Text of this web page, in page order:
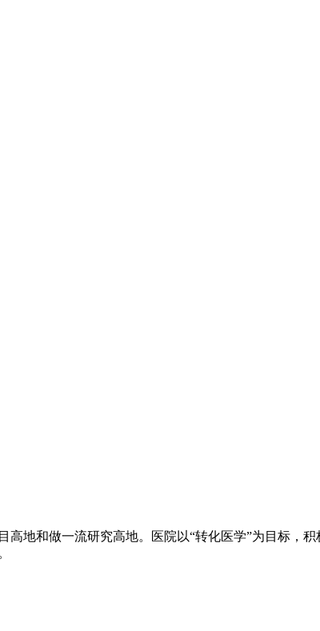
高地和做一流研究高地。医院以“转化医学”为目标，